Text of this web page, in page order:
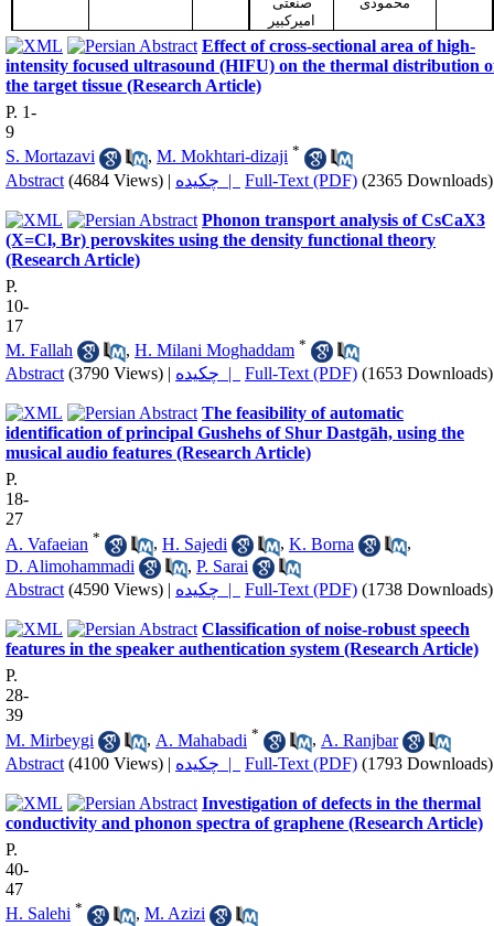
امیرکبیر
Effect of cross-sectional area of high-
intensity focused ultrasound (HIFU) on the thermal distribution
the target tissue (Research Article)
P. 1-
9
S. Mortazavi
, M. Mokhtari-dizaji *
Abstract (4684 Views) | چکیده | Full-Text (PDF) (2365 Downloads)
Phonon transport analysis of CsCaX3
(X=Cl, Br) perovskites using the density functional theory
(Research Article)
P.
10-
17
M. Fallah
, H. Milani Moghaddam *
Abstract (3790 Views) | چکیده | Full-Text (PDF) (1653 Downloads)
The feasibility of automatic
identification of principal Gushehs of Shur Dastgāh, using the
musical audio features (Research Article)
P.
18-
27
A. Vafaeian * , H. Sajedi , K. Borna
,
D. Alimohammadi
, P. Sarai
Abstract (4590 Views) | چکیده | Full-Text (PDF) (1738 Downloads)
Classification of noise-robust speech
features in the speaker authentication system (Research Article)
P.
28-
39
M. Mirbeygi
, A. Mahabadi * , A. Ranjbar
Abstract (4100 Views) | چکیده | Full-Text (PDF) (1793 Downloads)
Investigation of defects in the thermal
conductivity and phonon spectra of graphene (Research Article)
P.
40-
47
H. Salehi * , M. Azizi